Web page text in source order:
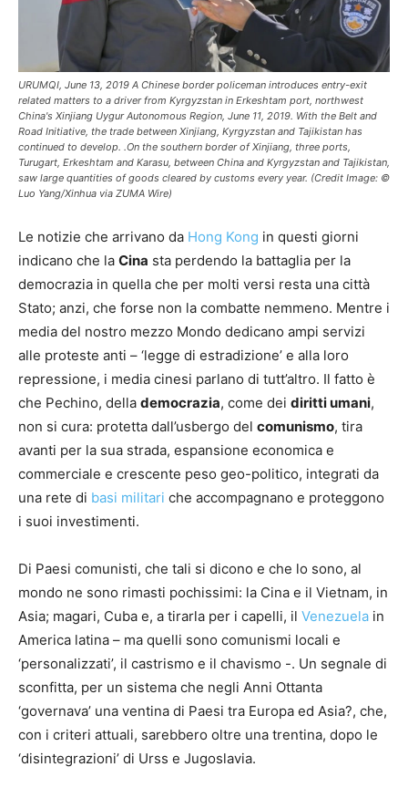
URUMQI, June 13, 2019 A Chinese border policeman introduces entry-exit
related matters to a driver from Kyrgyzstan in Erkeshtam port, northwest
China's Xinjiang Uygur Autonomous Region, June 11, 2019. With the Belt and
Road Initiative, the trade between Xinjiang, Kyrgyzstan and Tajikistan has
continued to develop. .On the southern border of Xinjiang, three ports,
Turugart, Erkeshtam and Karasu, between China and Kyrgyzstan and Tajikistan,
saw large quantities of goods cleared by customs every year. (Credit Image: ©
Luo Yang/Xinhua via ZUMA Wire)
Le notizie che arrivano da Hong Kong in questi giorni
indicano che la Cina sta perdendo la battaglia per la
democrazia in quella che per molti versi resta una città
Stato; anzi, che forse non la combatte nemmeno. Mentre i
media del nostro mezzo Mondo dedicano ampi servizi
alle proteste anti – ‘legge di estradizione’ e alla loro
repressione, i media cinesi parlano di tutt’altro. Il fatto è
che Pechino, della democrazia, come dei diritti umani,
non si cura: protetta dall’usbergo del comunismo, tira
avanti per la sua strada, espansione economica e
commerciale e crescente peso geo-politico, integrati da
una rete di basi militari che accompagnano e proteggono
i suoi investimenti.
Di Paesi comunisti, che tali si dicono e che lo sono, al
mondo ne sono rimasti pochissimi: la Cina e il Vietnam, in
Asia; magari, Cuba e, a tirarla per i capelli, il Venezuela in
America latina – ma quelli sono comunismi locali e
‘personalizzati’, il castrismo e il chavismo -. Un segnale di
sconfitta, per un sistema che negli Anni Ottanta
‘governava’ una ventina di Paesi tra Europa ed Asia?, che,
con i criteri attuali, sarebbero oltre una trentina, dopo le
‘disintegrazioni’ di Urss e Jugoslavia.